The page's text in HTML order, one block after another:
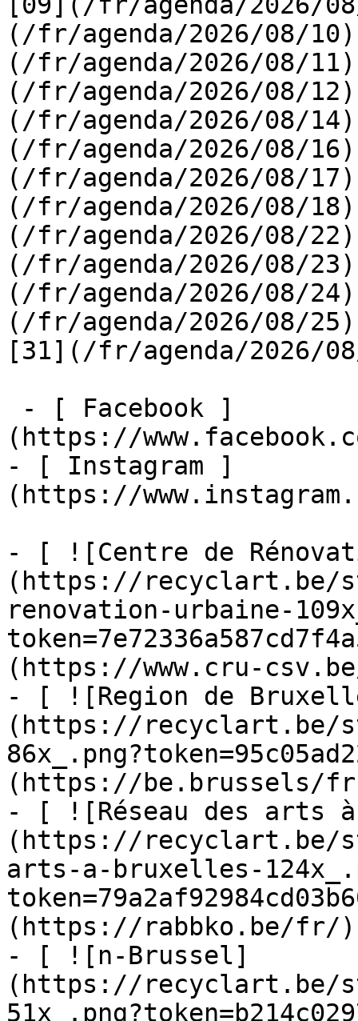
(/fr/agenda/2026/08/
(/fr/agenda/2026/08/
(/fr/agenda/2026/08/
(/fr/agenda/2026/08/
(/fr/agenda/2026/08/
(/fr/agenda/2026/08/
(/fr/agenda/2026/08/
(/fr/agenda/2026/08/
(/fr/agenda/2026/08/
(/fr/agenda/2026/08/
(/fr/agenda/2026/08/
[31](/fr/agenda/
(https://
- [ Instagram ]
(https://
- [ ![Centre de
(https://recyclart.be/
renovation-urbaine-
(https://www.cru-
- [ ![Region de
(https://recyclart.be/
(https://be.brussels/
- [ ![Réseau des arts
(https://recyclart.be/
arts-a-bruxelles-
(https://rabbko.be/fr/)
- [ ![n-Brussel]
(https://recyclart.be/